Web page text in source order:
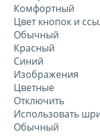
Комфортный
Цвет кнопок и
Обычный
Красный
Синий
Изображения
Цветные
Отключить
Использовать
Обычный